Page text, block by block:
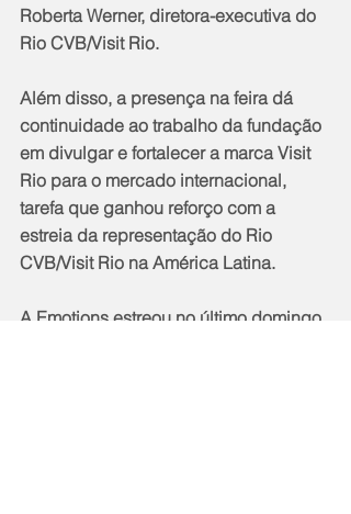
Roberta Werner, diretora-executiva do
Rio CVB/Visit Rio.
Além disso, a presença na feira dá
continuidade ao trabalho da fundação
em divulgar e fortalecer a marca Visit
Rio para o mercado internacional,
tarefa que ganhou reforço com a
estreia da representação do Rio
CVB/Visit Rio na América Latina.
A Emotions estreou no último domingo